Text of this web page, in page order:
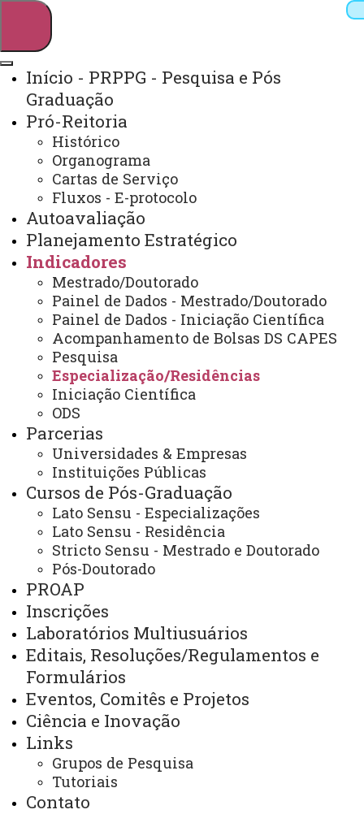
Webmail Sistemas
Arquivo Virtual
Campus
Início - PRPPG - Pesquisa e Pós
Graduação
Pró-Reitoria
Histórico
Organograma
Cartas de Serviço
Fluxos - E-protocolo
Autoavaliação
Planejamento Estratégico
Indicadores
Mestrado/Doutorado
Painel de Dados - Mestrado/Doutorado
Painel de Dados - Iniciação Científica
Acompanhamento de Bolsas DS CAPES
Pesquisa
Especialização/Residências
Iniciação Científica
ODS
Parcerias
Universidades & Empresas
Instituições Públicas
Cursos de Pós-Graduação
Lato Sensu - Especializações
Lato Sensu - Residência
Stricto Sensu - Mestrado e Doutorado
Pós-Doutorado
PROAP
Inscrições
Laboratórios Multiusuários
Editais, Resoluções/Regulamentos e
Formulários
Eventos, Comitês e Projetos
Ciência e Inovação
Links
Grupos de Pesquisa
Tutoriais
Contato
graduação
Inscrições na Pós-
graduação
Projetos e Grupos de
Pesquisa
Editais
de Dados - Mestrado e Doutorado
Especialização/Residências
ATUALIZAÇÃO MAIS RECENTE: 20 DE OUTUBRO DE
2022
ACESSOS: 8428
Você está aqui:Unioeste
Pró-reitoria de Pesquisa e Pós-graduação - PRPPG
Indicadores